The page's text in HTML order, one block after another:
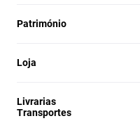
Património
Loja
Livrarias
Transportes